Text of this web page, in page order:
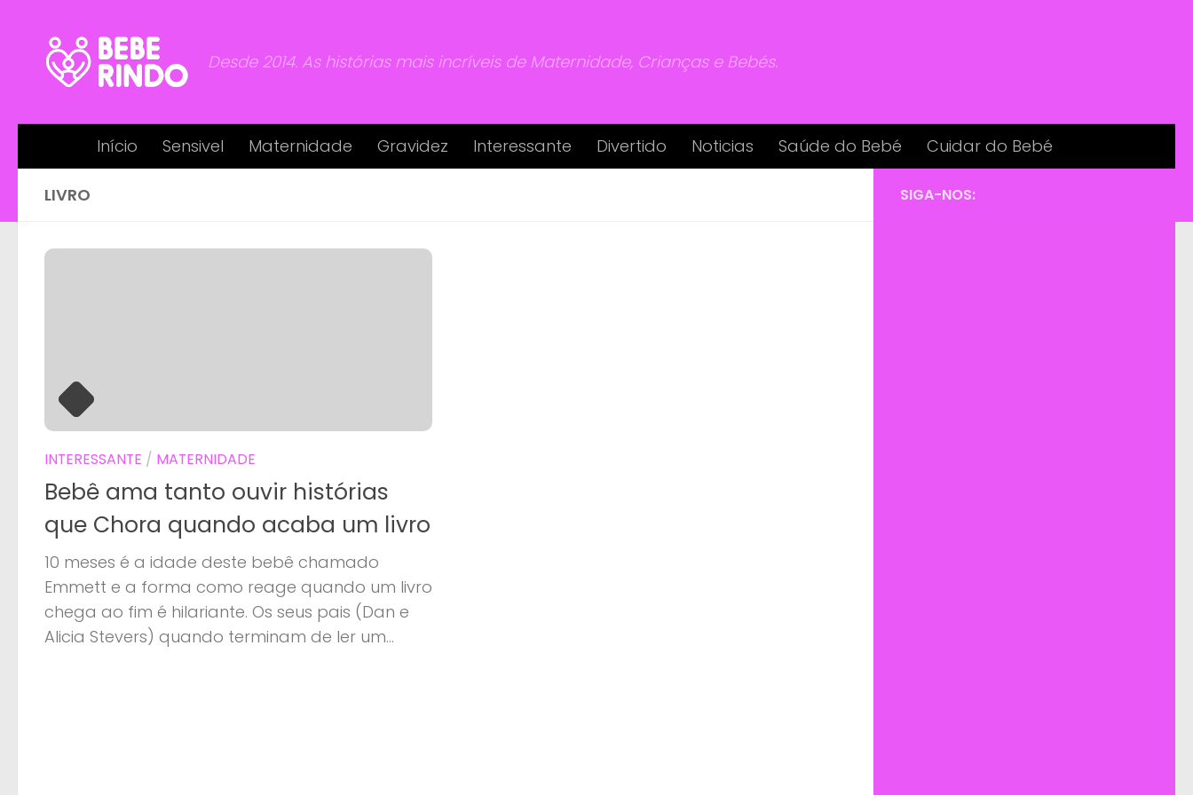
Desde 2014. As histórias mais incríveis de Maternidade, Crianças e Bebés.
Início Sensivel Maternidade Gravidez Interessante Divertido Noticias Saúde do Bebé Cuidar do Bebé
LIVRO
INTERESSANTE / MATERNIDADE
Bebê ama tanto ouvir histórias
que Chora quando acaba um livro
10 meses é a idade deste bebê chamado
Emmett e a forma como reage quando um livro
chega ao fim é hilariante. Os seus pais (Dan e
Alicia Stevers) quando terminam de ler um...
SIGA-NOS: